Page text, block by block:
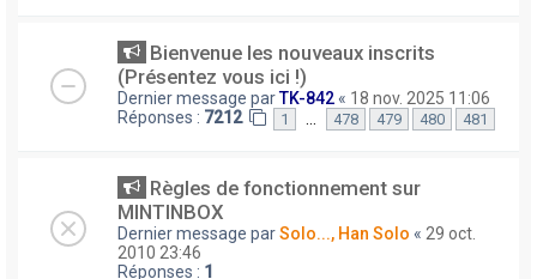
Bienvenue les nouveaux inscrits
(Présentez vous ici !)
Dernier message parTK-842 « 18 nov. 2025 11:06
Réponses : 7212 1 … 478 479 480 481
Règles de fonctionnement sur
MINTINBOX
Dernier message parSolo..., Han Solo « 29 oct.
2010 23:46
Réponses : 1